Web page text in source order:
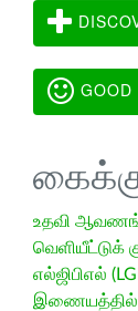
GOOD
உதவி
வெளியீட்டுக்
எல்ஜிபிஎல்
இணையத்தில்